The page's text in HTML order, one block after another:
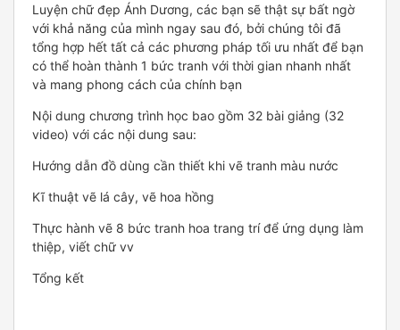
Luyện chữ đẹp Ánh Dương, các bạn sẽ thật sự bất ngờ
với khả năng của mình ngay sau đó, bởi chúng tôi đã
tổng hợp hết tất cả các phương pháp tối ưu nhất để bạn
có thể hoàn thành 1 bức tranh với thời gian nhanh nhất
và mang phong cách của chính bạn
Nội dung chương trình học bao gồm 32 bài giảng (32
video) với các nội dung sau:
Hướng dẫn đồ dùng cần thiết khi vẽ tranh màu nước
Kĩ thuật vẽ lá cây, vẽ hoa hồng
Thực hành vẽ 8 bức tranh hoa trang trí để ứng dụng làm
thiệp, viết chữ vv
Tổng kết